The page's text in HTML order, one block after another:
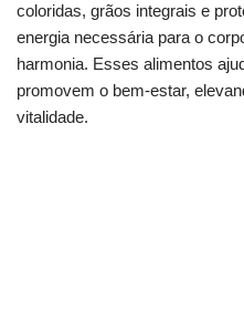
coloridas, grãos integrais e
energia necessária para o
harmonia. Esses alimentos
promovem o bem-estar,
vitalidade.